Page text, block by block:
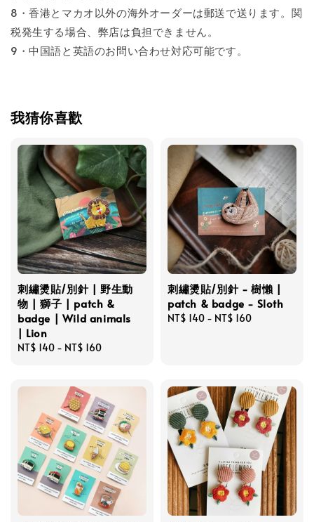
8・香港とマカオ以外の海外オーダーは郵送で送ります。関
税発生する場合、弊店は負担できません。
9・中国語と英語のお問い合わせ対応可能です。
我猜你喜歡
刺繡燙貼/別針 | 野生動
物 | 獅子 | patch &
badge | Wild animals
| Lion
Regular
NT$ 140 - NT$ 160
刺繡燙貼/別針 - 樹懶 |
patch & badge - Sloth
Regular
NT$ 140 - NT$ 160